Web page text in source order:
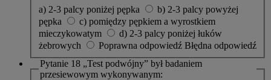
a) 2-3 palcy poniżej pępka
b) 2-3 palcy powyżej
pępka
c) pomiędzy pępkiem a wyrostkiem
mieczykowatym
d) 2-3 palcy poniżej łuków
żebrowych
Poprawna odpowiedź Błędna odpowiedź
Pytanie 18 „Test podwójny” był badaniem
przesiewowym wykonywanym: